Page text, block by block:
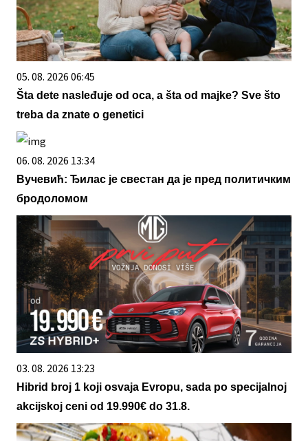
05. 08. 2026 06:45
Šta dete nasleđuje od oca, a šta od majke? Sve što
treba da znate o genetici
06. 08. 2026 13:34
Вучевић: Ђилас је свестан да је пред политичким
бродоломом
03. 08. 2026 13:23
Hibrid broj 1 koji osvaja Evropu, sada po specijalnoj
akcijskoj ceni od 19.990€ do 31.8.